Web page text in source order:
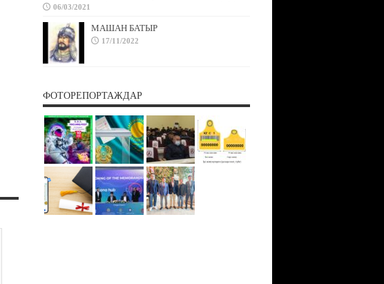
06/03/2021
МАШАН БАТЫР
17/11/2022
ФОТОРЕПОРТАЖДАР